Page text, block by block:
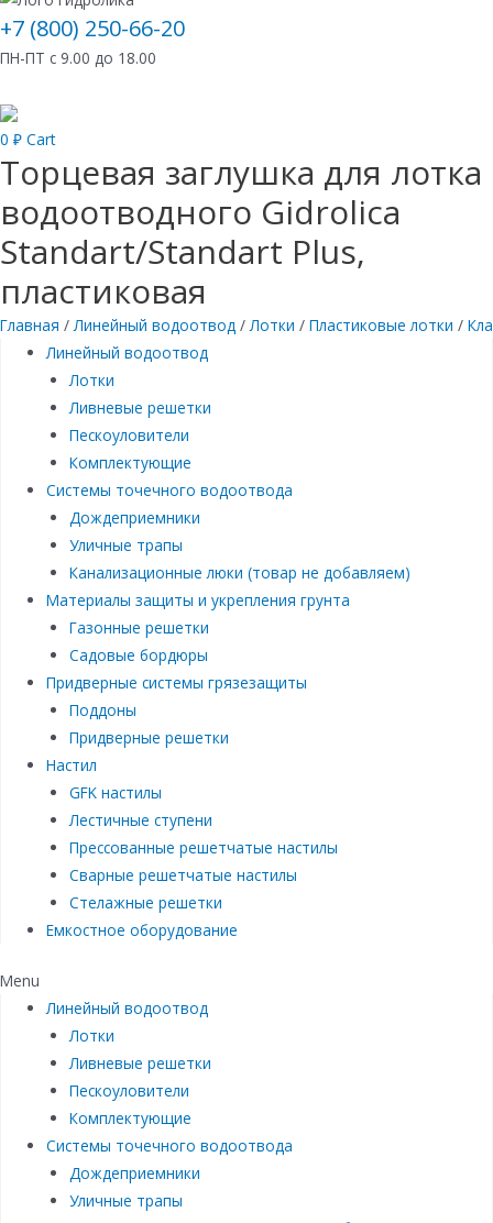
+7 (800) 250-66-20
ПН-ПТ с 9.00 до 18.00
0 ₽ Cart
Торцевая заглушка для лотка
водоотводного Gidrolica
Standart/Standart Plus,
пластиковая
Главная /Линейный водоотвод /Лотки / Пластиковые лотки /
Линейный водоотвод
Лотки
Ливневые решетки
Пескоуловители
Комплектующие
Системы точечного водоотвода
Дождеприемники
Уличные трапы
Канализационные люки (товар не добавляем)
Материалы защиты и укрепления грунта
Газонные решетки
Садовые бордюры
Придверные системы грязезащиты
Поддоны
Придверные решетки
Настил
GFK настилы
Лестичные ступени
Прессованные решетчатые настилы
Сварные решетчатые настилы
Стелажные решетки
Емкостное оборудование
Menu
Линейный водоотвод
Лотки
Ливневые решетки
Пескоуловители
Комплектующие
Системы точечного водоотвода
Дождеприемники
Уличные трапы